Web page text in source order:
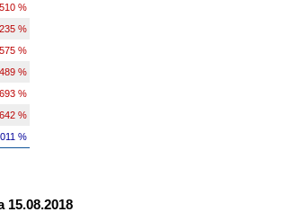
%
%
%
%
%
%
%
15.08.2018